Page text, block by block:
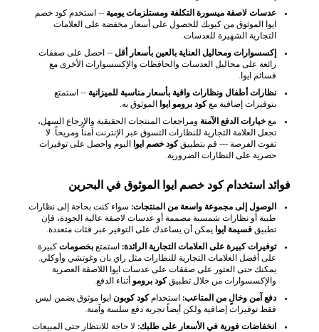
عدسات لاصقة ميسورة التكلفة ومستلزمات يومية -- استخدم كود خصم
ايوا الموثوق من كيوبك للحصول على أسعار مخفضة على العلامات
التجارية الشهيرة للعدسات.
إكسسوارات ومحاليل العناية بالعين بأسعار أقل -- احصل على صفقات
رائعة على محاليل العدسات والحافظات والإكسسوارات الأخرى مع
قسائم ايوا.
نظارات أطفال ونظارات واقية بأسعار مناسبة للميزانية -- استمتع
بتوفيرات إضافية معكود برومو ايوا
الموثوق به.
مع خيارات الدفع الآمنة ومراجعات المنتجات الحقيقية والإرجاع السهل،
تجعل العلامة التجارية للنظارات التسوق عبر الإنترنت آمناً ومريحاً. لا
تفوت الفرصة --- قم بتطبيقكود خصم ايوا
اليوم واحصل على توفيرات
حصرية على النظارات الضرورية.
فوائد استخدام كود خصم ايوا الموثوق في البحرين
الوصول إلى مجموعة واسعة من المنتجات: سواء كنت بحاجة إلى نظارات
طبية أو نظارات شمسية مصممة أو عدسات لاصقة عالية الجودة، فإن
تطبيق قسيمة ايوا يمكن أن يساعدك على التوفير عبر فئات متعددة.
توفيرات كبيرة على العلامات التجارية الرائدة: استمتع بخصومات كبيرة
على أفضل العلامات التجارية للنظارات مثل راي بان وغوتشي وأوكلي.
يمكنك حتى العثور على صفقات على عدسات ايوا اللاصقة العصرية
والإكسسوارات من خلال تطبيقكود برومو أثناء الدفع.
دفع آمن وخالٍ من المتاعب: استخدامكود كوبون ايوا موثوق يضمن ليس
فقط توفيرات إضافية ولكن أيضاً تجربة دفع سلسة وآمنة.
انخفاضات فورية في الأسعار على طلبك: لا حاجة للانتظار حتى المبيعات